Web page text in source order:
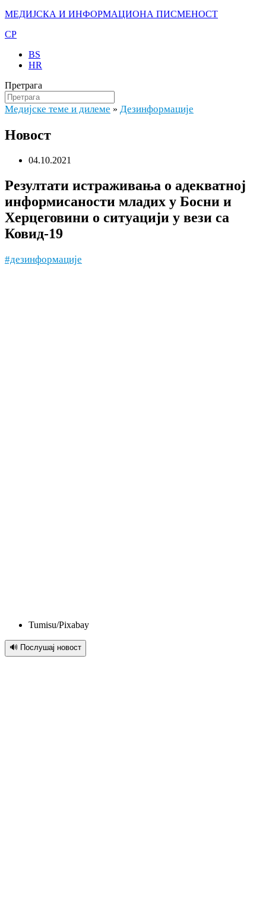
МЕДИЈСКА И ИНФОРМАЦИОНА ПИСМЕНОСТ
CP
BS
HR
Претрага
Медијске теме и дилеме » Дезинформације
Новост
04.10.2021
Резултати истраживања о адекватној
информисаности младих у Босни и
Херцеговини о ситуацији у вези са
Ковид-19
#дезинформације
Tumisu/Pixabay
🔊 Послушај новост